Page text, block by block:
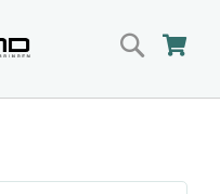
Search